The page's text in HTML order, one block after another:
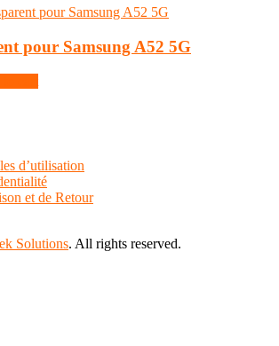
pour Samsung A52 5G
d’utilisation
et de Retour
Solutions. All rights reserved.